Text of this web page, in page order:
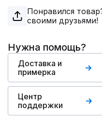
Понравился
своими друзьями!
Нужна помощь?
Доставка и
примерка
Центр
поддержки